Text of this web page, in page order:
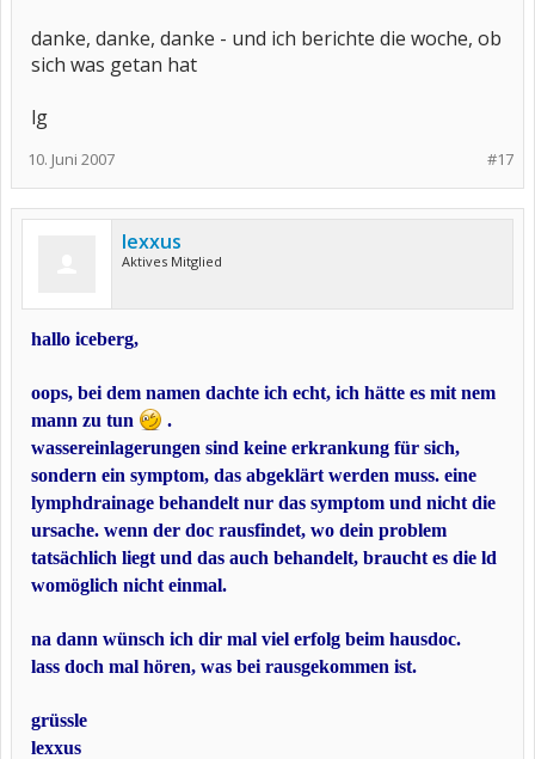
danke, danke, danke - und ich berichte die woche, ob
sich was getan hat
lg
#17
10. Juni 2007
lexxus
Aktives Mitglied
hallo iceberg,
oops, bei dem namen dachte ich echt, ich hätte es mit nem
mann zu tun
.
wassereinlagerungen sind keine erkrankung für sich,
sondern ein symptom, das abgeklärt werden muss. eine
lymphdrainage behandelt nur das symptom und nicht die
ursache. wenn der doc rausfindet, wo dein problem
tatsächlich liegt und das auch behandelt, braucht es die ld
womöglich nicht einmal.
na dann wünsch ich dir mal viel erfolg beim hausdoc.
lass doch mal hören, was bei rausgekommen ist.
grüssle
lexxus